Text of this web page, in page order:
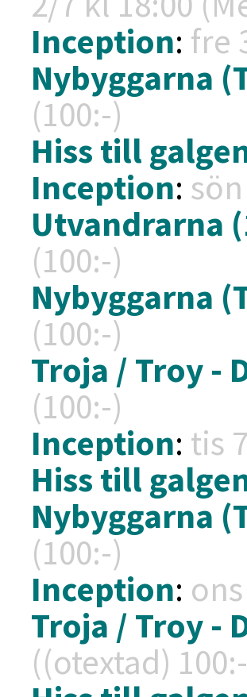
Inception: fre
Nybyggarna
(100:-)
Hiss till
Inception:
Utvandrarna
(100:-)
Nybyggarna
(100:-)
Troja / Troy -
(100:-)
Inception: tis
Hiss till
Nybyggarna
(100:-)
Inception:
Troja / Troy -
((otextad)